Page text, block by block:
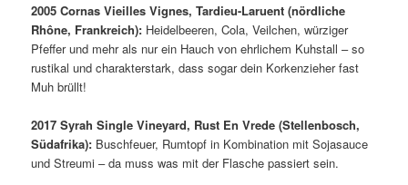
2005 Cornas Vieilles Vignes, Tardieu-Laruent (nördliche
Rhône, Frankreich): Heidelbeeren, Cola, Veilchen, würziger
Pfeffer und mehr als nur ein Hauch von ehrlichem Kuhstall – so
rustikal und charakterstark, dass sogar dein Korkenzieher fast
Muh brüllt!
2017 Syrah Single Vineyard, Rust En Vrede (Stellenbosch,
Südafrika): Buschfeuer, Rumtopf in Kombination mit Sojasauce
und Streumi – da muss was mit der Flasche passiert sein.